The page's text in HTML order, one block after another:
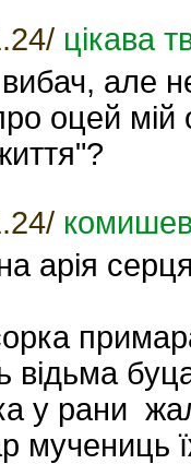
цікава
вибач, але
оцей мій
арія серця
відьма
у рани
мучениць